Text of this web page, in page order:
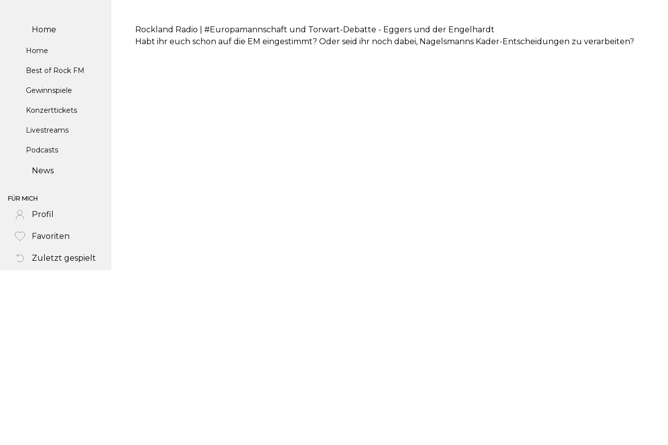
Home
Home
Best of Rock FM
Gewinnspiele
Konzerttickets
Livestreams
Podcasts
News
FÜR MICH
Profil
Favoriten
Zuletzt gespielt
Rockland Radio | #Europamannschaft und Torwart-Debatte - Eggers und der Engelhardt
Habt ihr euch schon auf die EM eingestimmt? Oder seid ihr noch dabei, Nagelsmanns Kader-Entscheidungen zu verarbeiten?